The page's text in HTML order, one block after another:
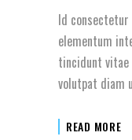
Id
elementum
tincidunt
volutpat diam
READ MORE